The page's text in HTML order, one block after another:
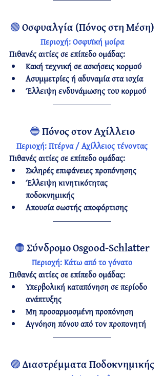
🟢 Οσφυαλγία (Πόνος στη Μέση)
Περιοχή: Οσφυϊκή μοίρα
Πιθανές αιτίες σε επίπεδο ομάδας:
Κακή τεχνική σε ασκήσεις κορμού
Ασυμμετρίες ή αδυναμία στα ισχία
Έλλειψη ενδυνάμωσης του κορμού
🔵 Πόνος στον Αχίλλειο
Περιοχή: Πτέρνα / Αχίλλειος τένοντας
Πιθανές αιτίες σε επίπεδο ομάδας:
Σκληρές επιφάνειες προπόνησης
Έλλειψη κινητικότητας
ποδοκνημικής
Απουσία σωστής αποφόρτισης
🟠Σύνδρομο Osgood-Schlatter
Περιοχή: Κάτω από το γόνατο
Πιθανές αιτίες σε επίπεδο ομάδας:
Υπερβολική καταπόνηση σε περίοδο
ανάπτυξης
Μη προσαρμοσμένη προπόνηση
Αγνόηση πόνου από τον προπονητή
🟣Διαστρέμματα Ποδοκνημικής